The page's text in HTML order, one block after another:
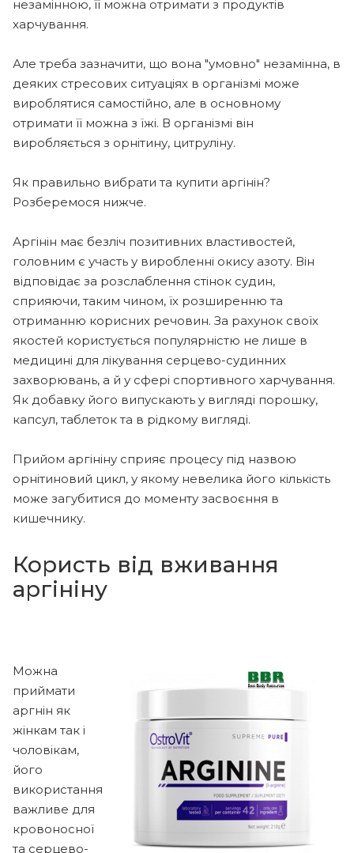
незамінною, її можна отримати з продуктів
харчування.
Але треба зазначити, що вона "умовно" незамінна, в
деяких стресових ситуаціях в організмі може
вироблятися самостійно, але в основному
отримати її можна з їжі. В організмі він
виробляється з орнітину, цитруліну.
Як правильно вибрати та купити аргінін?
Розберемося нижче.
Аргінін має безліч позитивних властивостей,
головним є участь у виробленні окису азоту. Він
відповідає за розслаблення стінок судин,
сприяючи, таким чином, їх розширенню та
отриманню корисних речовин. За рахунок своїх
якостей користується популярністю не лише в
медицині для лікування серцево-судинних
захворювань, а й у сфері спортивного харчування.
Як добавку його випускають у вигляді порошку,
капсул, таблеток та в рідкому вигляді.
Прийом аргініну сприяє процесу під назвою
орнітиновий цикл, у якому невелика його кількість
може загубитися до моменту засвоєння в
кишечнику.
Користь від вживання
аргініну
Можна
приймати
аргнін як
жінкам так і
чоловікам,
його
використання
важливе для
кровоносної
та серцево-